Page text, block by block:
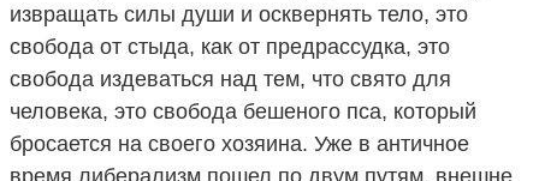
извращать силы души и осквернять тело, это
свобода от стыда, как от предрассудка, это
свобода издеваться над тем, что свято для
человека, это свобода бешеного пса, который
бросается на своего хозяина. Уже в античное
время либерализм пошел по двум путям, внешне